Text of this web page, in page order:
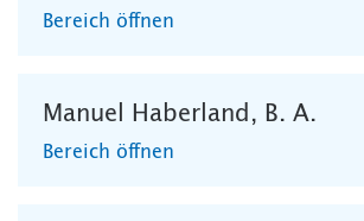
Bereich öffnen
Manuel Haberland, B. A.
Bereich öffnen